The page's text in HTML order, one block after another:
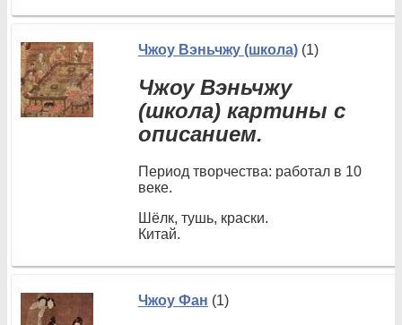
Чжоу Вэньчжу (школа) (1)
Чжоу Вэньчжу
(школа) картины с
описанием.
Период творчества: работал в 10
веке.
Шёлк, тушь, краски.
Китай.
Чжоу Фан (1)